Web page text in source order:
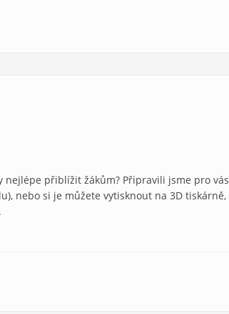
nejlépe přiblížit žákům? Připravili jsme pro vás
nebo si je můžete vytisknout na 3D tiskárně,